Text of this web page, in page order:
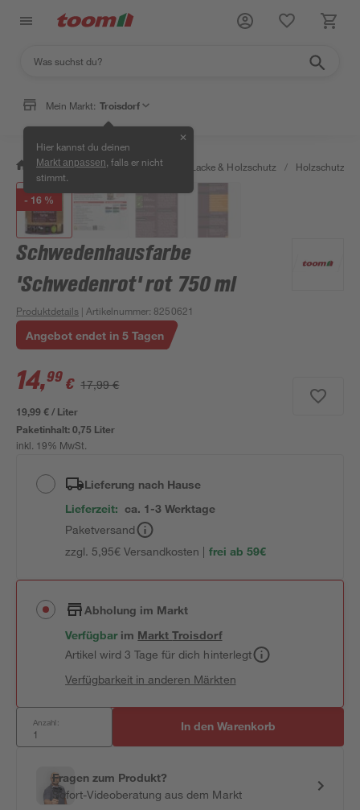
Mein Markt: Troisdorf
Hier kannst du deinen
Markt anpassen , falls er nicht
stimmt.
✕
/ Bauen & Renovieren / Farben, Lacke & Holzschutz / Holzschutz &
- 16 %
Schwedenhausfarbe
'Schwedenrot' rot 750 ml
Produktdetails | Artikelnummer: 8250621
Angebot endet in 5 Tagen
14,99 € 17,99 €
19,99 € / Liter
Paketinhalt:0,75 Liter
inkl. 19% MwSt.
Lieferung nach Hause
Lieferzeit: ca. 1-3 Werktage
Paketversand
zzgl. 5,95€ Versandkosten | frei ab 59€
Abholung im Markt
Verfügbar im MarktTroisdorf
Artikel wird 3 Tage für dich hinterlegt
Verfügbarkeit in anderen Märkten
Anzahl: In den Warenkorb
Fragen zum Produkt?
Sofort-Videoberatung aus dem Markt